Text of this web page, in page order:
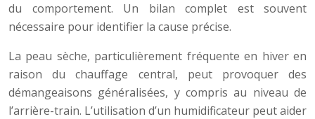
du comportement. Un bilan complet est souvent
nécessaire pour identifier la cause précise.
La peau sèche, particulièrement fréquente en hiver en
raison du chauffage central, peut provoquer des
démangeaisons généralisées, y compris au niveau de
l’arrière-train. L’utilisation d’un humidificateur peut aider